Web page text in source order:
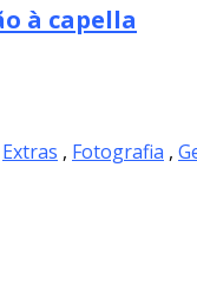
à capella
Extras , Fotografia ,